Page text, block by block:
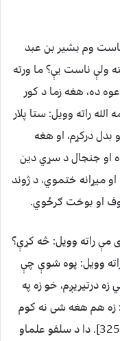
وم بشير بن عبد
ولې ناست یې؟ ما ورته
ده، هغه زما د کور
راته وویل: ستا پلار
درکړم، او هغه
او جنجال د سړي دین
میړانه ختموي، د ژوند
او بوخت ګرځوي.
مې راته وویل: څه کړې؟
وویل: پوه شوې چې
درتیریږم، خو زه په
: زه هم هغه شی نه کوم
هغه یې ستا. [موسوعة ابن أبي الدنيا 4 / 325]. دا د سلفو علماو